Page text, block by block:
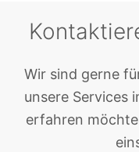
Wir sind gerne
unsere Services
erfahren